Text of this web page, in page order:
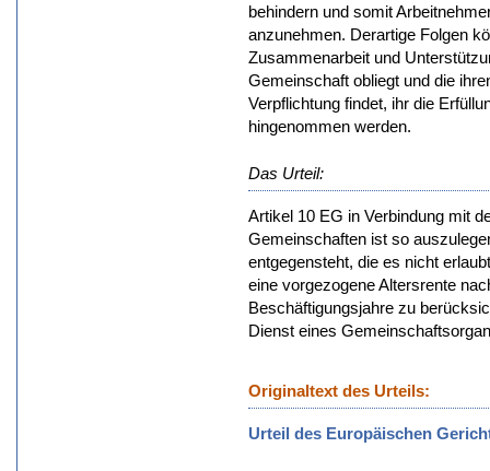
behindern und somit
anzunehmen. Derartige Folgen
Zusammenarbeit und
Gemeinschaft obliegt und die
Verpflichtung findet, ihr die
hingenommen werden.
Das Urteil:
Artikel 10 EG in Verbindung mit
Gemeinschaften ist so
entgegensteht, die es nicht
eine vorgezogene Altersrente
Beschäftigungsjahre zu
Dienst eines
Originaltext des Urteils:
Urteil des Europäischen